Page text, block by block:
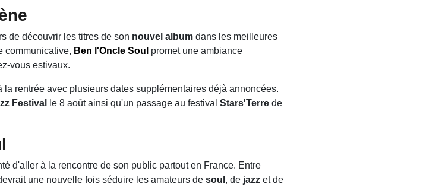
de découvrir les titres de son nouvel album dans les meilleures
communicative, Ben l'Oncle Soul promet une ambiance
vous estivaux.
rentrée avec plusieurs dates supplémentaires déjà annoncées.
Festival le 8 août ainsi qu'un passage au festival Stars'Terre de
d'aller à la rencontre de son public partout en France. Entre
une nouvelle fois séduire les amateurs de soul , de jazz et de